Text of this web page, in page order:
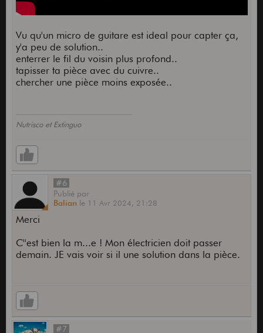
Vu qu'un micro de guitare est ideal pour capter ça,
y'a peu de solution..
enterrer le fil du voisin plus profond..
tapisser ta pièce avec du cuivre..
chercher une pièce moins exposée..
Nutrisco et Extinguo
#6
Publié par
Balian le 11 Avr 2024, 21:28
Merci
C''est bien la m...e ! Mon électricien doit passer
demain. JE vais voir si il une solution dans la pièce.
#7